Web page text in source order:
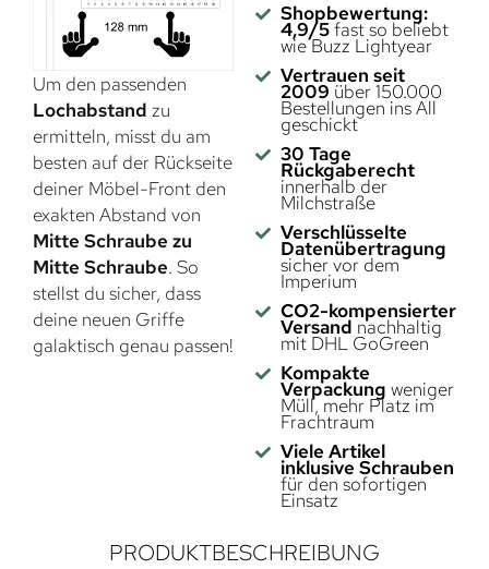
Um den passenden
Lochabstand zu
ermitteln, misst du am
besten auf der Rückseite
deiner Möbel-Front den
exakten Abstand von
Mitte Schraube zu
Mitte Schraube. So
stellst du sicher, dass
deine neuen Griffe
galaktisch genau passen!
Shopbewertung:
4,9/5fast so beliebt
wie Buzz Lightyear
Vertrauen seit
2009 über 150.000
Bestellungen ins All
geschickt
30 Tage
Rückgaberecht
innerhalb der
Milchstraße
Verschlüsselte
Datenübertragung
sicher vor dem
Imperium
CO2-kompensierter
Versand nachhaltig
mit DHL GoGreen
Kompakte
Verpackung weniger
Müll, mehr Platz im
Frachtraum
Viele Artikel
inklusive Schrauben
für den sofortigen
Einsatz
PRODUKTBESCHREIBUNG